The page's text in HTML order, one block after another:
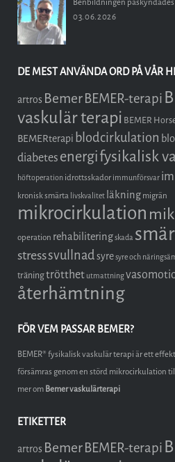
Benbildningen
03.06.2026
DE MEST ANVÄNDA ORD PÅ VÅR
artros BemerBEMER-terapi
vaskulär terapi BEMER
BEMERterapi blodcirkulation
diabetesenergifysikalisk
höftoperation idrottsskador immunförsvar
kronisk smärta livskvalitet läkningmigrän
mikrocirkulation
operation rehabiliteringskada
stresssvullnadsyresyre och
träningtrötthet utmattning
återhämtning
FÖR VEM PASSAR BEMER?
BEMER® fysikalisk vaskulär terapi är ett
försämras genom en störd mikrocirkulation
mer omBemer vaskulärterapi
ETIKETTER
artros BemerBEMER-terapi